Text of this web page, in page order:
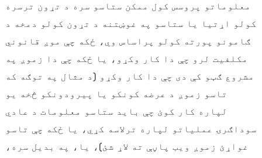
معلوماتو پروسس کول ممکن ستاسو سره د تړون ترسره
کولو اړتیا یا ستاسو په غوښتنه د تړون کولو دمخه د
ګامونو پورته کولو پراساس وي، ځکه چې موږ قانوني
مکلفیت لرو چې دا کار وکړو، یا ځکه چې دا زموږ په
مشروع ګټو کې دی چې دا کار وکړو (د مثال په توګه که
تاسو زموږ د عرضه کونکو یا پیرودونکو څخه یو
لپاره کار کوئ چې باید ستاسو معلومات د عادي
سوداګرۍ عملیاتو لپاره ترلاسه کړي، یا ځکه چې تاسو
غواړئ زموږ ویب پاڼې ته لاړ شئ)، یا، په بدیل سره،